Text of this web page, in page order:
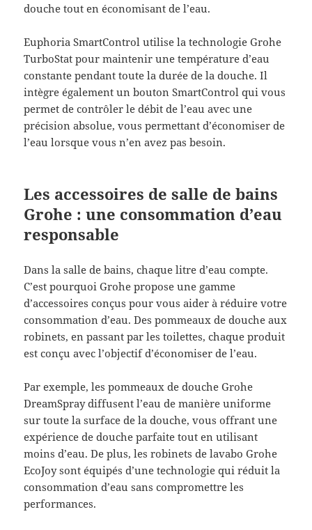
douche tout en économisant de l’eau.
Euphoria SmartControl utilise la technologie Grohe
TurboStat pour maintenir une température d’eau
constante pendant toute la durée de la douche. Il
intègre également un bouton SmartControl qui vous
permet de contrôler le débit de l’eau avec une
précision absolue, vous permettant d’économiser de
l’eau lorsque vous n’en avez pas besoin.
Les accessoires de salle de bains
Grohe : une consommation d’eau
responsable
Dans la salle de bains, chaque litre d’eau compte.
C’est pourquoi Grohe propose une gamme
d’accessoires conçus pour vous aider à réduire votre
consommation d’eau. Des pommeaux de douche aux
robinets, en passant par les toilettes, chaque produit
est conçu avec l’objectif d’économiser de l’eau.
Par exemple, les pommeaux de douche Grohe
DreamSpray diffusent l’eau de manière uniforme
sur toute la surface de la douche, vous offrant une
expérience de douche parfaite tout en utilisant
moins d’eau. De plus, les robinets de lavabo Grohe
EcoJoy sont équipés d’une technologie qui réduit la
consommation d’eau sans compromettre les
performances.